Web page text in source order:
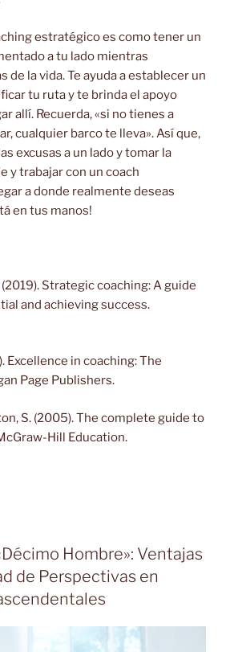
estratégico es como tener un
a tu lado mientras
de la vida. Te ayuda a establecer un
tu ruta y te brinda el apoyo
allí. Recuerda, «si no tienes a
cualquier barco te lleva». Así que,
excusas a un lado y tomar la
y trabajar con un coach
a donde realmente deseas
en tus manos!
(2019). Strategic coaching: A guide
and achieving success.
Excellence in coaching: The
Page Publishers.
S. (2005). The complete guide to
Hill Education.
Hombre»: Ventajas
de Perspectivas en